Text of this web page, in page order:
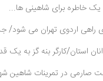
خاطره برای شاهینی ها...
راهی اردوی تهران می شود/
استان/کارگر بنه گز به
صارمی در تمرینات شاهین